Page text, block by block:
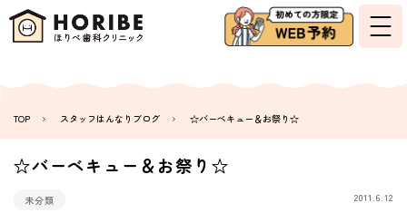
TOP スタッフはんなりブログ ☆バーベキュー＆お祭り☆
☆バーベキュー＆お祭り☆
未分類 2011.6.12